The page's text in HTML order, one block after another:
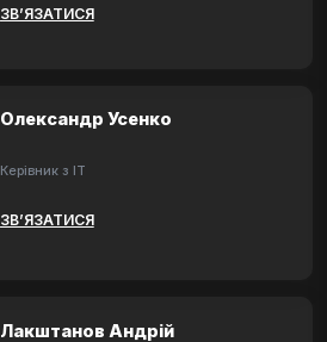
ЗВ’ЯЗАТИСЯ
Олександр Усенко
Керівник з ІТ
ЗВ’ЯЗАТИСЯ
Лакштанов Андрій